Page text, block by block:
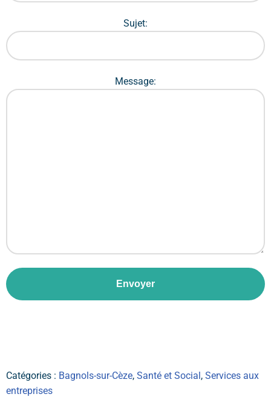
Sujet:
Message:
Envoyer
Catégories : Bagnols-sur-Cèze, Santé et Social, Services aux
entreprises